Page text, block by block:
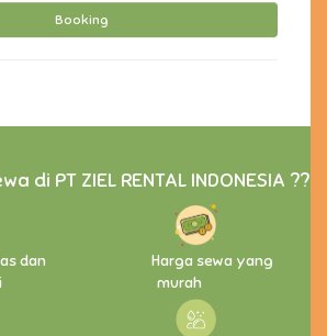
di PT ZIEL RENTAL INDONESIA ??
dan
Harga sewa yang
murah